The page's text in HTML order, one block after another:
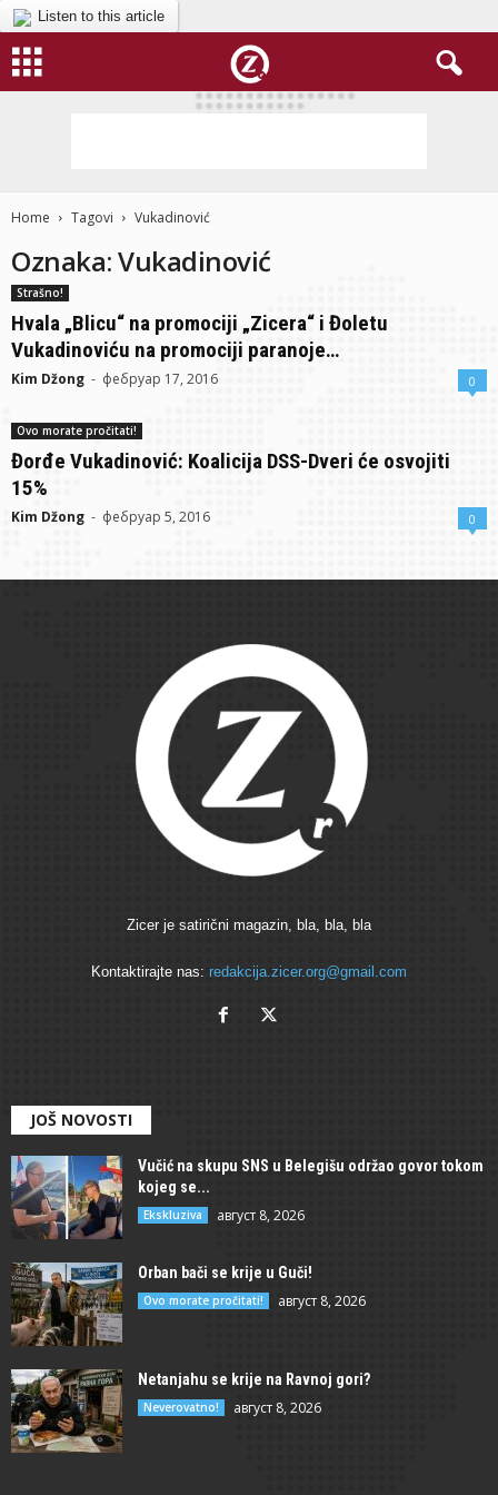
Listen to this article
Home Tagovi Vukadinović
Oznaka: Vukadinović
Strašno!
Hvala „Blicu“ na promociji „Zicera“ i Đoletu
Vukadinoviću na promociji paranoje…
Kim Džong - фебруар 17, 2016 0
Ovo morate pročitati!
Đorđe Vukadinović: Koalicija DSS-Dveri će osvojiti
15%
Kim Džong - фебруар 5, 2016 0
Zicer je satirični magazin, bla, bla, bla
Kontaktirajte nas: redakcija.zicer.org@gmail.com
JOŠ NOVOSTI
Vučić na skupu SNS u Belegišu održao govor tokom
kojeg se...
Ekskluziva август 8, 2026
Orban bači se krije u Guči!
Ovo morate pročitati! август 8, 2026
Netanjahu se krije na Ravnoj gori?
Neverovatno! август 8, 2026